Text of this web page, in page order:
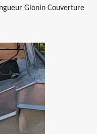
Glonin Couverture